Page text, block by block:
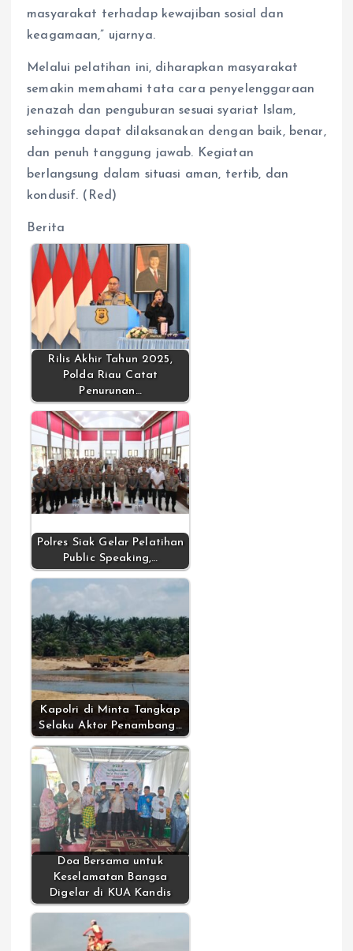
masyarakat terhadap kewajiban sosial dan
keagamaan,” ujarnya.
Melalui pelatihan ini, diharapkan masyarakat
semakin memahami tata cara penyelenggaraan
jenazah dan penguburan sesuai syariat Islam,
sehingga dapat dilaksanakan dengan baik, benar,
dan penuh tanggung jawab. Kegiatan
berlangsung dalam situasi aman, tertib, dan
kondusif. (Red)
Berita
Rilis Akhir Tahun 2025,
Polda Riau Catat
Penurunan…
Polres Siak Gelar Pelatihan
Public Speaking,…
Kapolri di Minta Tangkap
Selaku Aktor Penambang…
Doa Bersama untuk
Keselamatan Bangsa
Digelar di KUA Kandis